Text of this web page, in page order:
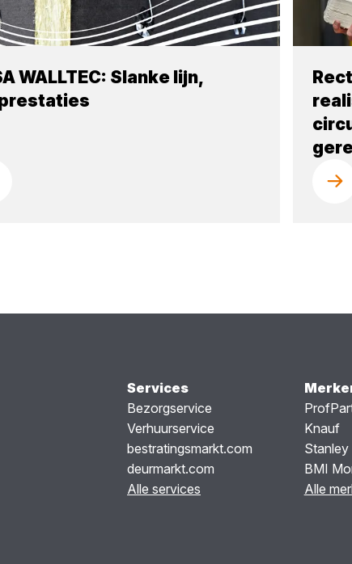
WALLTEC: Slanke lijn,
Services
Bezorgservice
Verhuurservice
bestratingsmarkt.com
deurmarkt.com
Alle services
Knauf
Stanley
BMI
Alle